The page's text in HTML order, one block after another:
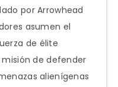
por Arrowhead
asumen el
de élite
de defender
alienígenas